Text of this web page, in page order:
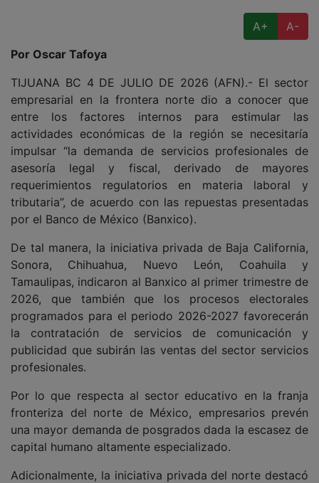
A+
A-
Por Oscar Tafoya
TIJUANA BC 4 DE JULIO DE 2026 (AFN).- El sector
empresarial en la frontera norte dio a conocer que
entre los factores internos para estimular las
actividades económicas de la región se necesitaría
impulsar “la demanda de servicios profesionales de
asesoría legal y fiscal, derivado de mayores
requerimientos regulatorios en materia laboral y
tributaria”, de acuerdo con las repuestas presentadas
por el Banco de México (Banxico).
De tal manera, la iniciativa privada de Baja California,
Sonora, Chihuahua, Nuevo León, Coahuila y
Tamaulipas, indicaron al Banxico al primer trimestre de
2026, que también que los procesos electorales
programados para el periodo 2026-2027 favorecerán
la contratación de servicios de comunicación y
publicidad que subirán las ventas del sector servicios
profesionales.
Por lo que respecta al sector educativo en la franja
fronteriza del norte de México, empresarios prevén
una mayor demanda de posgrados dada la escasez de
capital humano altamente especializado.
Adicionalmente, la iniciativa privada del norte destacó